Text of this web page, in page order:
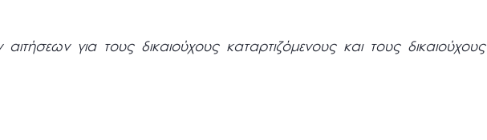
για τους δικαιούχους καταρτιζόμενους και τους δικαιούχους